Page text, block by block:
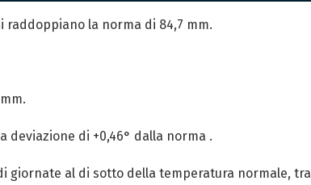
raddoppiano la norma di 84,7 mm.
deviazione di +0,46° dalla norma .
giornate al di sotto della temperatura normale, tra